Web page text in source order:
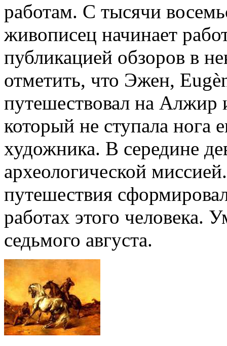
работам. С тысячи
живописец начинает
публикацией обзоров в
отметить, что Эжен,
путешествовал на Алжир
который не ступала нога
художника. В середине
археологической
путешествия
работах этого человека.
седьмого августа.